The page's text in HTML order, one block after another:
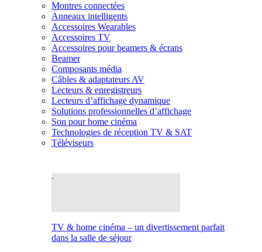
Montres connectées
Anneaux intelligents
Accessoires Wearables
Accessoires TV
Accessoires pour beamers & écrans
Beamer
Composants média
Câbles & adaptateurs AV
Lecteurs & enregistreurs
Lecteurs d’affichage dynamique
Solutions professionnelles d’affichage
Son pour home cinéma
Technologies de réception TV & SAT
Téléviseurs
TV & home cinéma – un divertissement parfait
dans la salle de séjour